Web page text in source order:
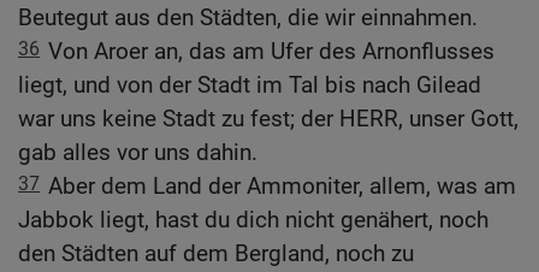
Beutegut aus den Städten, die wir einnahmen.
36 Von Aroer an, das am Ufer des Arnonflusses
liegt, und von der Stadt im Tal bis nach Gilead
war uns keine Stadt zu fest; der HERR, unser Gott,
gab alles vor uns dahin.
37 Aber dem Land der Ammoniter, allem, was am
Jabbok liegt, hast du dich nicht genähert, noch
den Städten auf dem Bergland, noch zu